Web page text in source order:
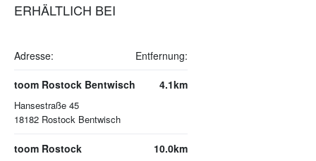
ERHÄLTLICH BEI
Adresse: Entfernung:
toom Rostock Bentwisch
Hansestraße 45
18182 Rostock Bentwisch
4.1km
toom Rostock 10.0km